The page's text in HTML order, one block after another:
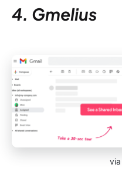
4. Gmelius
via